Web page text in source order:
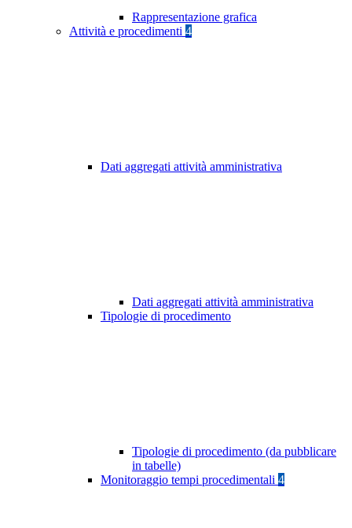
Rappresentazione grafica
Attività e procedimenti 4
Dati aggregati attività amministrativa
Dati aggregati attività amministrativa
Tipologie di procedimento
Tipologie di procedimento (da pubblicare
in tabelle)
Monitoraggio tempi procedimentali 4